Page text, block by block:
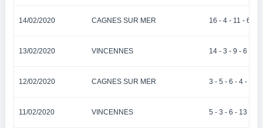
14/02/2020 CAGNES SUR MER 16 - 4 - 11 - 6 - 7
13/02/2020 VINCENNES 14 - 3 - 9 - 6 - 1
12/02/2020 CAGNES SUR MER 3 - 5 - 6 - 4 - 2
11/02/2020 VINCENNES 5 - 3 - 6 - 13 - 4